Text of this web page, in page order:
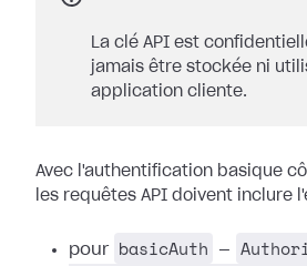
La clé API est
jamais être stockée ni
application cliente.
Avec l'authentification basique
les requêtes API doivent inclure
pour basicAuth —